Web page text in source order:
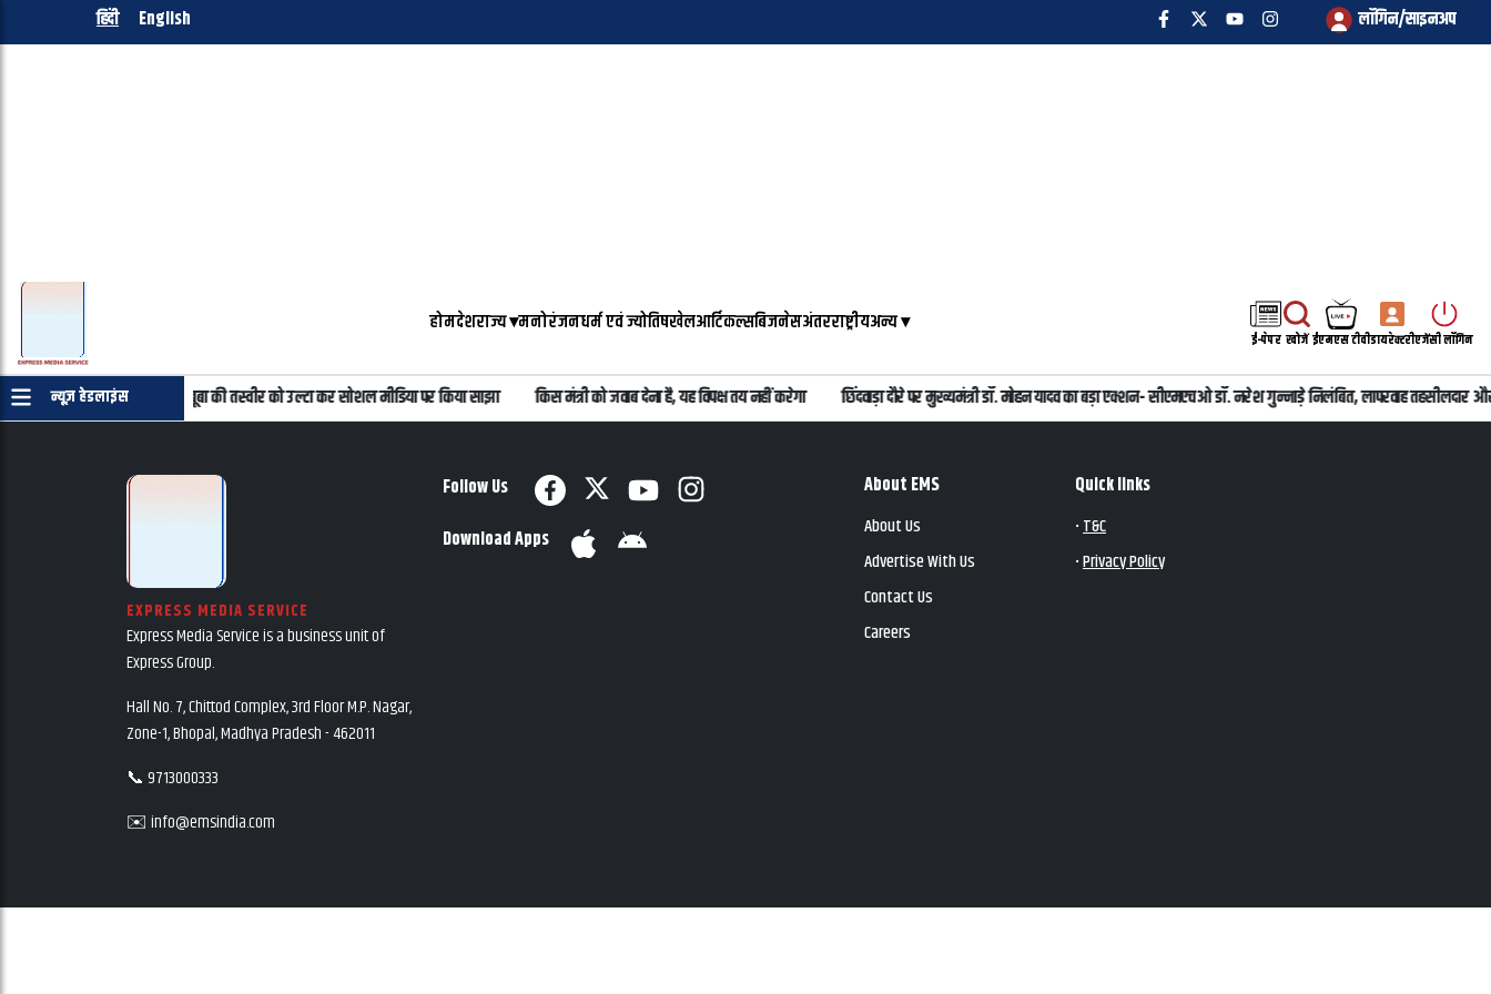
हिंदी English लॉगिन/साइनअप
होमदेशराज्य▾मनोरंजनधर्म एवं ज्योतिषखेलआर्टिकल्सबिजनेसअंतरराष्ट्रीयअन्य▾
ई-पेपर खोजें ईएमएस टीवीडायरेक्टरीएजेंसी लॉगिन
न्यूज़ हेडलाइंस
की जरुरत नहीं महबूबा की तस्वीर को उल्टा कर सोशल मीडिया पर किया साझा किस मंत्री को जवाब देना है, यह विपक्ष तय नहीं करेगा छिंदवाड़ा दौरे पर मुख्यमंत्री डॉ. मोहन यादव का बड़ा एक्शन- सीएमएचओ डॉ. नरेश गुन्नाड़े निलंबित, लापरवाह तहसीलदार और
EXPRESS MEDIA SERVICE
Express Media Service is a business unit of
Express Group.
Hall No. 7, Chittod Complex, 3rd Floor M.P. Nagar,
Zone-1, Bhopal, Madhya Pradesh - 462011
📞 9713000333
✉️ info@emsindia.com
Follow Us
Download Apps
About EMS
About Us
Advertise With Us
Contact Us
Careers
Quick links
•T&C
•Privacy Policy